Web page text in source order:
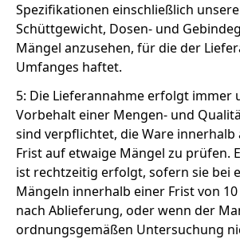
Spezifikationen einschließlich
Schüttgewicht, Dosen- und
Mängel anzusehen, für die der
Umfanges haftet.
5: Die Lieferannahme erfolgt immer
Vorbehalt einer Mengen- und
sind verpflichtet, die Ware innerhalb
Frist auf etwaige Mängel zu prüfen.
ist rechtzeitig erfolgt, sofern sie bei
Mängeln innerhalb einer Frist von
nach Ablieferung, oder wenn der
ordnungsgemäßen Untersuchung